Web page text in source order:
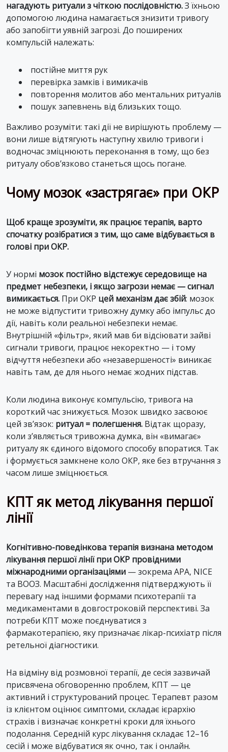
нагадують ритуали з чіткою послідовністю.З їхньою
допомогою людина намагається знизити тривогу
або запобігти уявній загрозі. До поширених
компульсій належать:
постійне миття рук
перевірка замків і вимикачів
повторення молитов або ментальних ритуалів
пошук запевнень від близьких тощо.
Важливо розуміти: такі дії не вирішують проблему —
вони лише відтягують наступну хвилю тривоги і
водночас зміцнюють переконання в тому, що без
ритуалу обов’язково станеться щось погане.
Чому мозок «застрягає» при ОКР
Щоб краще зрозуміти, як працює терапія, варто
спочатку розібратися з тим, що саме відбувається в
голові при ОКР.
У нормі мозок постійно відстежує середовище на
предмет небезпеки, і якщо загрози немає — сигнал
вимикається. При ОКР цей механізм дає збій: мозок
не може відпустити тривожну думку або імпульс до
дії, навіть коли реальної небезпеки немає.
Внутрішній «фільтр», який мав би відсіювати зайві
сигнали тривоги, працює некоректно — і тому
відчуття небезпеки або «незавершеності» виникає
навіть там, де для нього немає жодних підстав.
Коли людина виконує компульсію, тривога на
короткий час знижується. Мозок швидко засвоює
цей зв’язок: ритуал = полегшення. Відтак щоразу,
коли з’являється тривожна думка, він «вимагає»
ритуалу як єдиного відомого способу впоратися. Так
і формується замкнене коло ОКР, яке без втручання з
часом лише зміцнюється.
КПТ як метод лікування першої
лінії
Когнітивно-поведінкова терапія визнана методом
лікування першої лінії при ОКР провідними
міжнародними організаціями — зокрема APA, NICE
та ВООЗ. Масштабні дослідження підтверджують її
перевагу над іншими формами психотерапії та
медикаментами в довгостроковій перспективі. За
потреби КПТ може поєднуватися з
фармакотерапією, яку призначає лікар-психіатр після
ретельної діагностики.
На відміну від розмовної терапії, де сесія зазвичай
присвячена обговоренню проблем, КПТ — це
активний і структурований процес. Терапевт разом
із клієнтом оцінює симптоми, складає ієрархію
страхів і визначає конкретні кроки для їхнього
подолання. Середній курс лікування складає 12–16
сесій і може відбуватися як очно, так і онлайн.